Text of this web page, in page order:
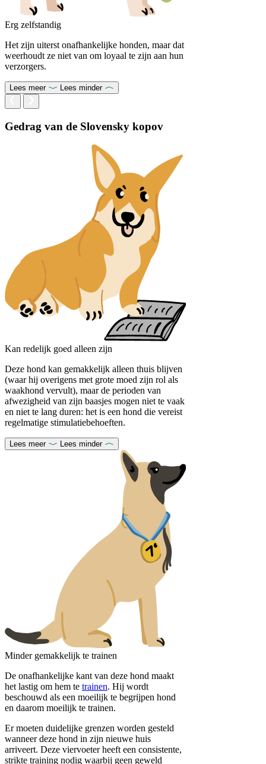
Erg zelfstandig
Het zijn uiterst onafhankelijke honden, maar dat
weerhoudt ze niet van om loyaal te zijn aan hun
verzorgers.
Lees meer Lees minder
Gedrag van de Slovensky kopov
Kan redelijk goed alleen zijn
Deze hond kan gemakkelijk alleen thuis blijven
(waar hij overigens met grote moed zijn rol als
waakhond vervult), maar de perioden van
afwezigheid van zijn baasjes mogen niet te vaak
en niet te lang duren: het is een hond die vereist
regelmatige stimulatiebehoeften.
Lees meer Lees minder
Minder gemakkelijk te trainen
De onafhankelijke kant van deze hond maakt
het lastig om hem te trainen. Hij wordt
beschouwd als een moeilijk te begrijpen hond
en daarom moeilijk te trainen.
Er moeten duidelijke grenzen worden gesteld
wanneer deze hond in zijn nieuwe huis
arriveert. Deze viervoeter heeft een consistente,
strikte training nodig waarbij geen geweld